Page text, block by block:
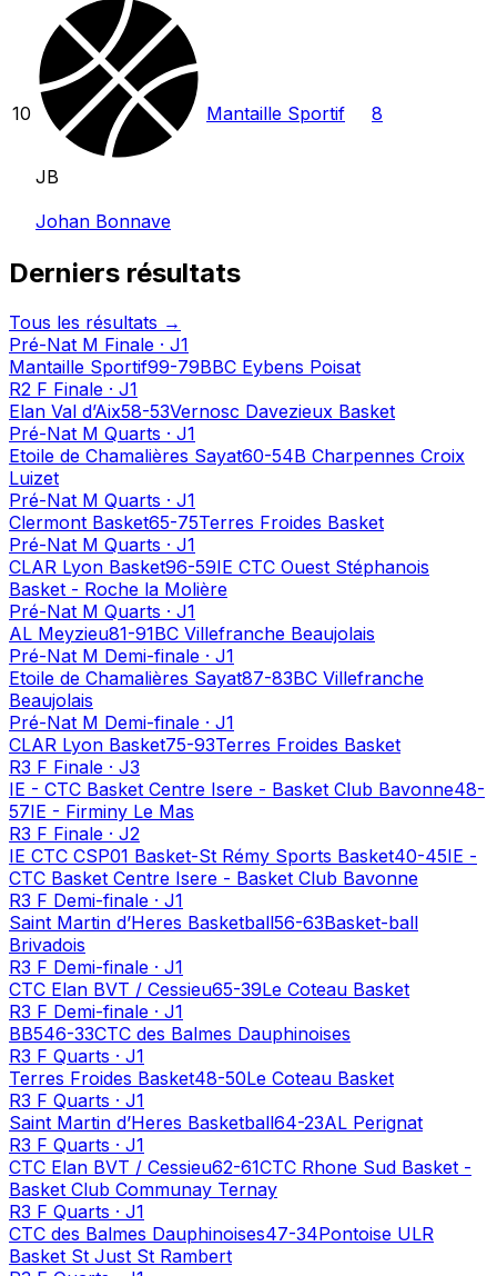
10
JB
Johan Bonnave
Mantaille Sportif 8
Derniers résultats
Tous les résultats →
Pré-Nat M Finale · J1
Mantaille Sportif99-79BBC Eybens Poisat
R2 F Finale · J1
Elan Val d’Aix58-53Vernosc Davezieux Basket
Pré-Nat M Quarts · J1
Etoile de Chamalières Sayat60-54B Charpennes Croix
Luizet
Pré-Nat M Quarts · J1
Clermont Basket65-75Terres Froides Basket
Pré-Nat M Quarts · J1
CLAR Lyon Basket96-59IE CTC Ouest Stéphanois
Basket - Roche la Molière
Pré-Nat M Quarts · J1
AL Meyzieu81-91BC Villefranche Beaujolais
Pré-Nat M Demi-finale · J1
Etoile de Chamalières Sayat87-83BC Villefranche
Beaujolais
Pré-Nat M Demi-finale · J1
CLAR Lyon Basket75-93Terres Froides Basket
R3 F Finale · J3
IE - CTC Basket Centre Isere - Basket Club Bavonne48-
57IE - Firminy Le Mas
R3 F Finale · J2
IE CTC CSP01 Basket-St Rémy Sports Basket40-45IE -
CTC Basket Centre Isere - Basket Club Bavonne
R3 F Demi-finale · J1
Saint Martin d’Heres Basketball56-63Basket-ball
Brivadois
R3 F Demi-finale · J1
CTC Elan BVT / Cessieu65-39Le Coteau Basket
R3 F Demi-finale · J1
BB546-33CTC des Balmes Dauphinoises
R3 F Quarts · J1
Terres Froides Basket48-50Le Coteau Basket
R3 F Quarts · J1
Saint Martin d’Heres Basketball64-23AL Perignat
R3 F Quarts · J1
CTC Elan BVT / Cessieu62-61CTC Rhone Sud Basket -
Basket Club Communay Ternay
R3 F Quarts · J1
CTC des Balmes Dauphinoises47-34Pontoise ULR
Basket St Just St Rambert